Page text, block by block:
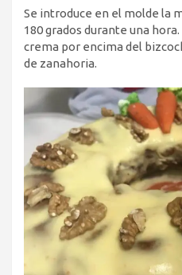
Se introduce en el molde la
180 grados durante una
crema por encima del
de zanahoria.